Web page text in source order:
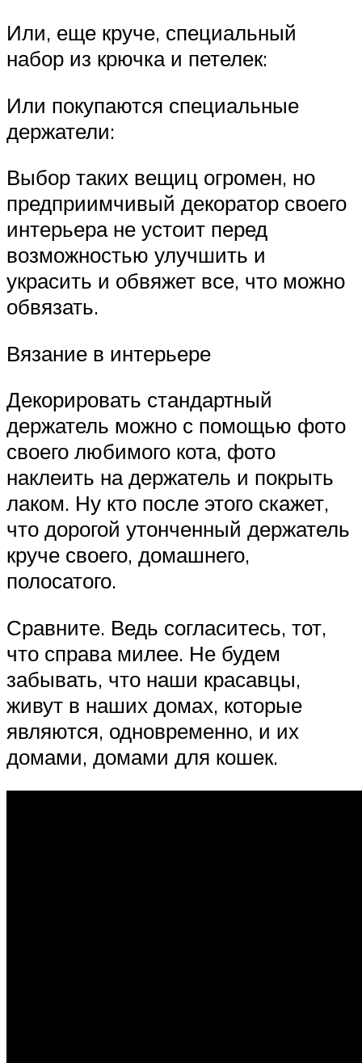
Или, еще круче, специальный
набор из крючка и петелек:
Или покупаются специальные
держатели:
Выбор таких вещиц огромен, но
предприимчивый декоратор своего
интерьера не устоит перед
возможностью улучшить и
украсить и обвяжет все, что можно
обвязать.
Вязание в интерьере
Декорировать стандартный
держатель можно с помощью фото
своего любимого кота, фото
наклеить на держатель и покрыть
лаком. Ну кто после этого скажет,
что дорогой утонченный держатель
круче своего, домашнего,
полосатого.
Сравните. Ведь согласитесь, тот,
что справа милее. Не будем
забывать, что наши красавцы,
живут в наших домах, которые
являются, одновременно, и их
домами, домами для кошек.